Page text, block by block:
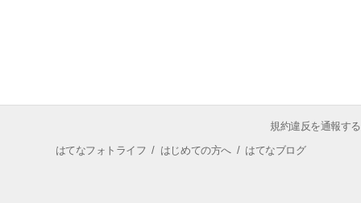
規約違反を通報する
はてなフォトライフ / はじめての方へ/ はてなブログ